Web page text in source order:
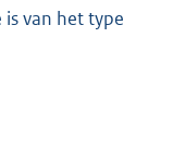
van het type